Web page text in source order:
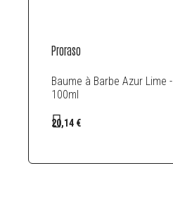
Proraso
Baume à Barbe Azur Lime -
100ml
20,14 €